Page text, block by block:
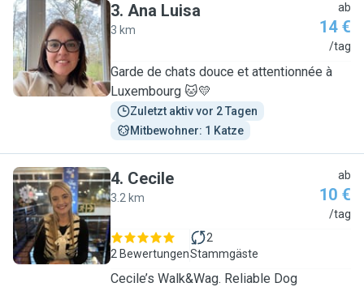
A
3. Ana Luisa
3 km
ab
14 €
/tag
Garde de chats douce et attentionnée à
Luxembourg 🐱💛
Zuletzt aktiv vor 2 Tagen
Mitbewohner: 1 Katze
C
4. Cecile
3.2 km
ab
10 €
/tag
2 Bewertungen
2
Stammgäste
Cecile’s Walk&Wag. Reliable Dog